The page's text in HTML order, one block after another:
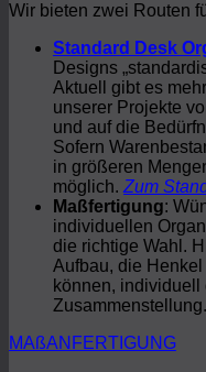
Wir bieten zwei Routen
Standard Desk
Designs
Aktuell gibt es
unserer Projekte
und auf die
Sofern
in größeren
möglich. Zum
Maßfertigung:
individuellen
die richtige Wahl.
Aufbau, die
können, individuell
Zusammenstellung.
MAßANFERTIGUNG